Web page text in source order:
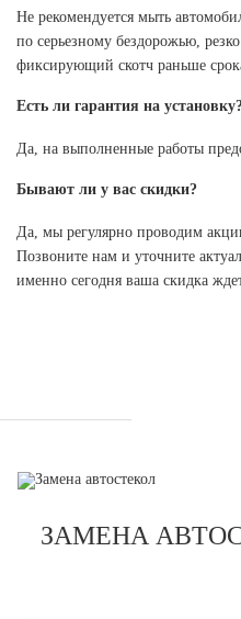
Не рекомендуется мыть
по серьезному бездорожью,
фиксирующий скотч раньше
Есть ли гарантия на
Да, на выполненные работы
Бывают ли у вас скидки?
Да, мы регулярно проводим
Позвоните нам и уточните
именно сегодня ваша скидка
ЗАМЕНА